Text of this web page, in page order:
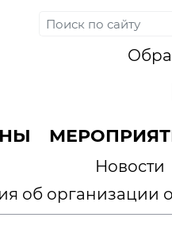
Новости
об организации